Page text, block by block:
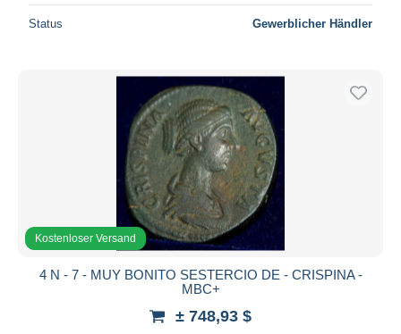
Status Gewerblicher Händler
Kostenloser Versand
4 N - 7 - MUY BONITO SESTERCIO DE - CRISPINA -
MBC+
± 748,93 $